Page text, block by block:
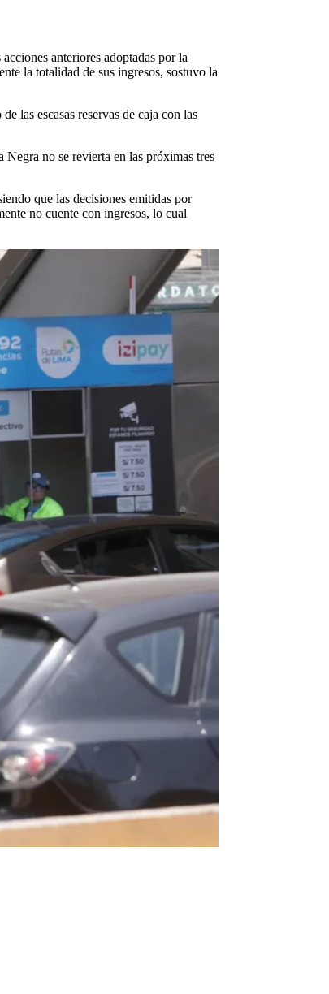
anteriores adoptadas por la
la totalidad de sus ingresos, sostuvo la
las escasas reservas de caja con las
no se revierta en las próximas tres
que las decisiones emitidas por
no cuente con ingresos, lo cual